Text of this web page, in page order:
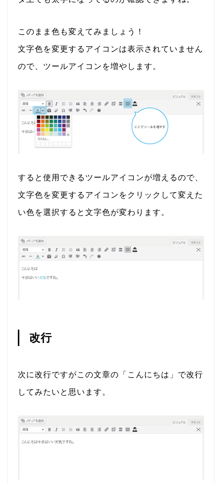
このまま色も変えてみましょう！
文字色を変更するアイコンは表示されていません
ので、ツールアイコンを増やします。
すると使用できるツールアイコンが増えるので、
文字色を変更するアイコンをクリックして変えた
い色を選択すると文字色が変わります。
改行
次に改行ですがこの文章の「こんにちは」で改行
してみたいと思います。